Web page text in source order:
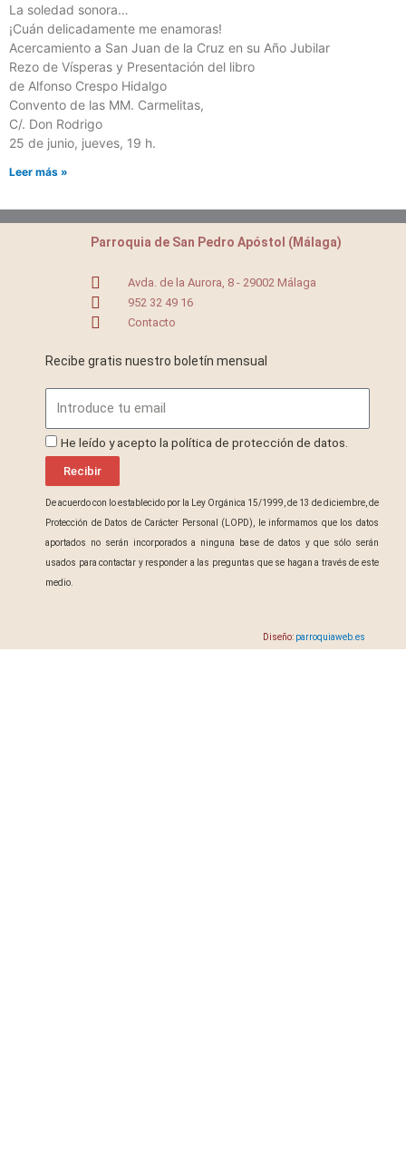
La soledad sonora…
¡Cuán delicadamente me enamoras!
Acercamiento a San Juan de la Cruz en su Año Jubilar
Rezo de Vísperas y Presentación del libro
de Alfonso Crespo Hidalgo
Convento de las MM. Carmelitas,
C/. Don Rodrigo
25 de junio, jueves, 19 h.
Leer más »
Parroquia de San Pedro Apóstol (Málaga)
Avda. de la Aurora, 8 - 29002 Málaga
952 32 49 16
Contacto
Recibe gratis nuestro boletín mensual
ProteccionDatos
He leído y acepto la política de protección de datos.
Recibir
De acuerdo con lo establecido por la Ley Orgánica 15/1999, de 13 de diciembre, de
Protección de Datos de Carácter Personal (LOPD), le informamos que los datos
aportados no serán incorporados a ninguna base de datos y que sólo serán
usados para contactar y responder a las preguntas que se hagan a través de este
medio.
Diseño: parroquiaweb.es